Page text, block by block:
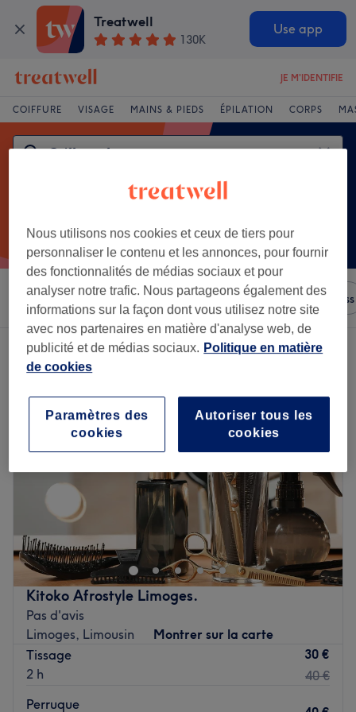
Treatwell
130K
Use app
JE M'IDENTIFIE
COIFFURE VISAGE MAINS & PIEDS ÉPILATION CORPS
Trier par N'importe quel prix Salons Offres Express
Un établissement offrant:coiffure afro à Limoges, Limousin
Kitoko Afrostyle Limoges.
Pas d'avis
Limoges, Limousin
Montrer sur la carte
Tissage
2 h
30 €
40 €
Perruque
Nous utilisons nos cookies et ceux de tiers pour
personnaliser le contenu et les annonces, pour fournir
des fonctionnalités de médias sociaux et pour
analyser notre trafic. Nous partageons également des
informations sur la façon dont vous utilisez notre site
avec nos partenaires en matière d'analyse web, de
publicité et de médias sociaux. Politique en matière
de cookies
Autoriser tous les
cookies
Paramètres des
cookies